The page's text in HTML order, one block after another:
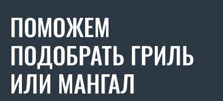
ПОМОЖЕМ
ПОДОБРАТЬ ГРИЛЬ
ИЛИ МАНГАЛ